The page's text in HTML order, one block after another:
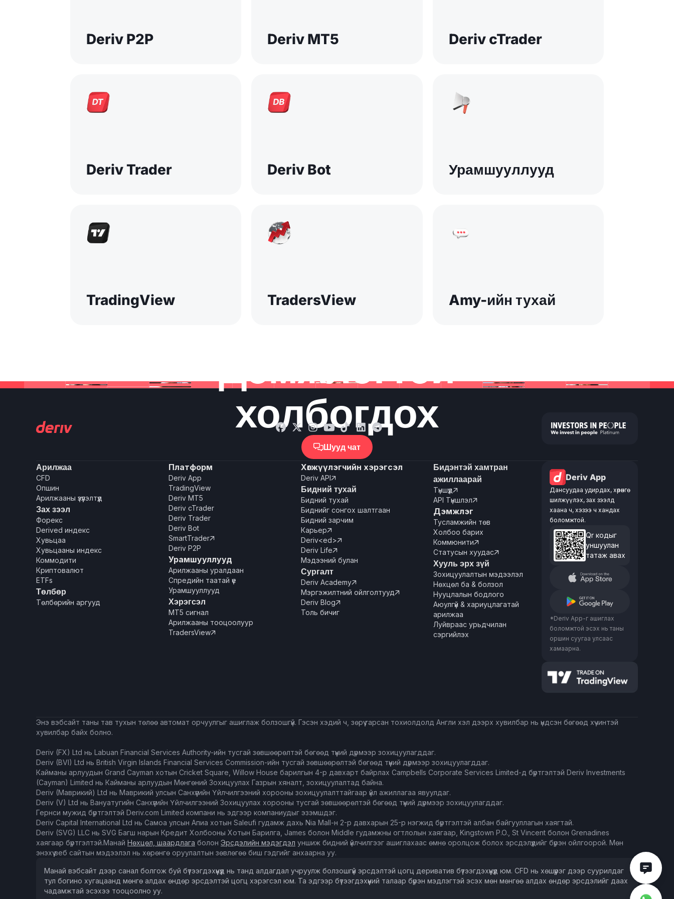
Deriv P2P Deriv MT5 Deriv cTrader
Deriv Trader Deriv Bot Урамшууллууд
TradingView TradersView Amy-ийн тухай
Дэмжлэгтэй
холбогдох
Шууд чат
Арилжаа
CFD
Опшин
Арилжааны үзүүлэлтүүд
Зах зээл
Форекс
Derived индекс
Хувьцаа
Хувьцааны индекс
Коммодити
Криптовалют
ETFs
Төлбөр
Төлбөрийн аргууд
Платформ
Deriv App
TradingView
Deriv MT5
Deriv cTrader
Deriv Trader
Deriv Bot
SmartTrader
Deriv P2P
Урамшууллууд
Арилжааны уралдаан
Спредийн таатай үе
Урамшууллууд
Хэрэгсэл
MT5 сигнал
Арилжааны тооцоолуур
TradersView
Хөгжүүлэгчийн хэрэгсэл
Deriv API
Бидний тухай
Бидний тухай
Биднийг сонгох шалтгаан
Бидний зарчим
Карьер
Deriv<ed>
Deriv Life
Мэдээний булан
Сургалт
Deriv Academy
Мэргэжилтний ойлголтууд
Deriv Blog
Толь бичиг
Бидэнтэй хамтран
ажиллаарай
Түншүүд
API Түншлэл
Дэмжлэг
Тусламжийн төв
Холбоо барих
Коммюнити
Статусын хуудас
Хууль эрх зүй
Зохицуулалтын мэдээлэл
Нөхцөл ба & болзол
Нууцлалын бодлого
Аюулгүй & хариуцлагатай
арилжаа
Луйвраас урьдчилан
сэргийлэх
Deriv App
Дансуудаа удирдах, хөрөнгө
шилжүүлэх, зах зээлд
хаана ч, хэзээ ч хандах
боломжтой.
Qr кодыг
уншуулан
татаж авах
*Deriv App-г ашиглах
боломжтой эсэх нь таны
оршин суугаа улсаас
хамаарна.
Энэ вэбсайт таны тав тухын төлөө автомат орчуулгыг ашиглаж болзошгүй. Гэсэн хэдий ч, зөрүү гарсан тохиолдолд Англи хэл дээрх хувилбар нь үндсэн бөгөөд хүчинтэй
хувилбар байх болно.
Deriv (FX) Ltd нь Labuan Financial Services Authority-ийн тусгай зөвшөөрөлтэй бөгөөд түүний дүрмээр зохицуулагддаг.
Deriv (BVI) Ltd нь British Virgin Islands Financial Services Commission-ийн тусгай зөвшөөрөлтэй бөгөөд түүний дүрмээр зохицуулагддаг.
Кайманы арлуудын Grand Cayman хотын Cricket Square, Willow House барилгын 4-р давхарт байрлах Campbells Corporate Services Limited-д бүртгэлтэй Deriv Investments
(Cayman) Limited нь Кайманы арлуудын Мөнгөний Зохицуулах Газрын хяналт, зохицуулалтад байна.
Deriv (Mаврикий) Ltd нь Маврикий улсын Санхүүгийн Үйлчилгээний хорооны зохицуулалттайгаар үйл ажиллагаа явуулдаг.
Deriv (V) Ltd нь Вануатугийн Санхүүгийн Үйлчилгээний Зохицуулах хорооны тусгай зөвшөөрөлтэй бөгөөд түүний дүрмээр зохицуулагддаг.
Гернси мужид бүртгэлтэй Deriv.com Limited компани нь эдгээр компаниудыг эзэмшдэг.
Deriv Capital International Ltd нь Самоа улсын Апиа хотын Saleufi гудамж дахь Nia Mall-н 2-р давхарын 25-р нэгжид бүртгэлтэй албан байгууллагын хаягтай.
Deriv (SVG) LLC нь SVG Багш нарын Кредит Холбооны Хотын Барилга, James болон Middle гудамжны огтлолын хаягаар, Kingstown P.O., St Vincent болон Grenadines
хаягаар бүртгэлтэй.‍Манай Нөхцөл, шаардлага болон Эрсдэлийн мэдэгдэл уншиж бидний үйлчилгээг ашиглахаас өмнө оролцож болох эрсдэлүүдийг бүрэн ойлгоорой. Мөн
энэхүү веб сайтын мэдээлэл нь хөрөнгө оруулалтын зөвлөгөө биш гэдгийг анхаарна уу.
Манай вэбсайт дээр санал болгож буй бүтээгдэхүүнүүд нь танд алдагдал учруулж болзошгүй эрсдэлтэй цогц дериватив бүтээгдэхүүнүүд юм. CFD нь хөшүүрэг дээр суурилдаг
тул богино хугацаанд мөнгө алдах өндөр эрсдэлтэй цогц хэрэгсэл юм. Та эдгээр бүтээгдэхүүний талаар бүрэн мэдлэгтэй эсэх мөн мөнгөө алдах өндөр эрсдэлийг даах
чадамжтай эсэхээ тооцоолно уу.